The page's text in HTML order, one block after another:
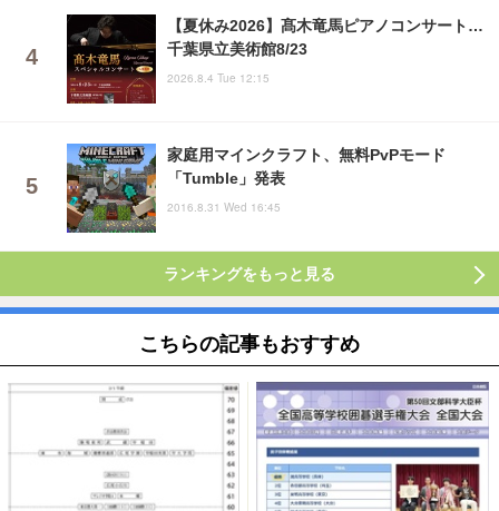
【夏休み2026】髙木竜馬ピアノコンサート…
千葉県立美術館8/23
2026.8.4 Tue 12:15
家庭用マインクラフト、無料PvPモード
「Tumble」発表
2016.8.31 Wed 16:45
ランキングをもっと見る
こちらの記事もおすすめ